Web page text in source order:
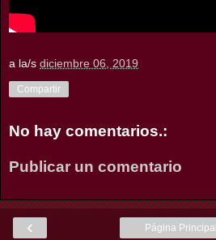
a la/s diciembre 06, 2019
Compartir
No hay comentarios.:
Publicar un comentario
‹ Página Principal